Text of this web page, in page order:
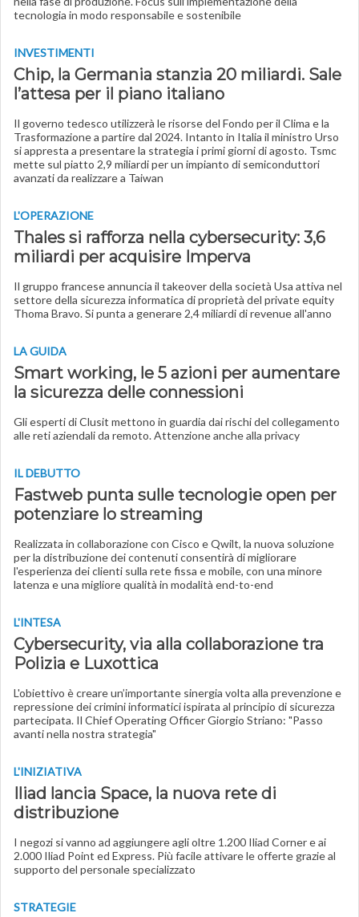
tecnologia in modo responsabile e sostenibile
INVESTIMENTI
Chip, la Germania stanzia 20 miliardi. Sale
l’attesa per il piano italiano
Il governo tedesco utilizzerà le risorse del Fondo per il Clima e la
Trasformazione a partire dal 2024. Intanto in Italia il ministro Urso
si appresta a presentare la strategia i primi giorni di agosto. Tsmc
mette sul piatto 2,9 miliardi per un impianto di semiconduttori
avanzati da realizzare a Taiwan
L'OPERAZIONE
Thales si rafforza nella cybersecurity: 3,6
miliardi per acquisire Imperva
Il gruppo francese annuncia il takeover della società Usa attiva nel
settore della sicurezza informatica di proprietà del private equity
Thoma Bravo. Si punta a generare 2,4 miliardi di revenue all'anno
LA GUIDA
Smart working, le 5 azioni per aumentare
la sicurezza delle connessioni
Gli esperti di Clusit mettono in guardia dai rischi del collegamento
alle reti aziendali da remoto. Attenzione anche alla privacy
IL DEBUTTO
Fastweb punta sulle tecnologie open per
potenziare lo streaming
Realizzata in collaborazione con Cisco e Qwilt, la nuova soluzione
per la distribuzione dei contenuti consentirà di migliorare
l'esperienza dei clienti sulla rete fissa e mobile, con una minore
latenza e una migliore qualità in modalità end-to-end
L'INTESA
Cybersecurity, via alla collaborazione tra
Polizia e Luxottica
L'obiettivo è creare un’importante sinergia volta alla prevenzione e
repressione dei crimini informatici ispirata al principio di sicurezza
partecipata. Il Chief Operating Officer Giorgio Striano: "Passo
avanti nella nostra strategia"
L'INIZIATIVA
Iliad lancia Space, la nuova rete di
distribuzione
I negozi si vanno ad aggiungere agli oltre 1.200 Iliad Corner e ai
2.000 Iliad Point ed Express. Più facile attivare le offerte grazie al
supporto del personale specializzato
STRATEGIE